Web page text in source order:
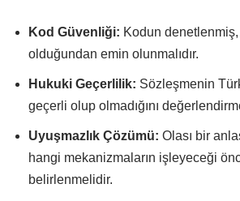
Kod Güvenliği: Kodun
olduğundan emin olunmalıdır.
Hukuki Geçerlilik: Sözleşmenin
geçerli olup olmadığını
Uyuşmazlık Çözümü: Olası bir
hangi mekanizmaların işleyeceği
belirlenmelidir.